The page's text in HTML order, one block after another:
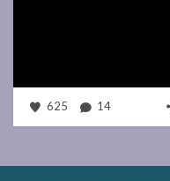
625 14